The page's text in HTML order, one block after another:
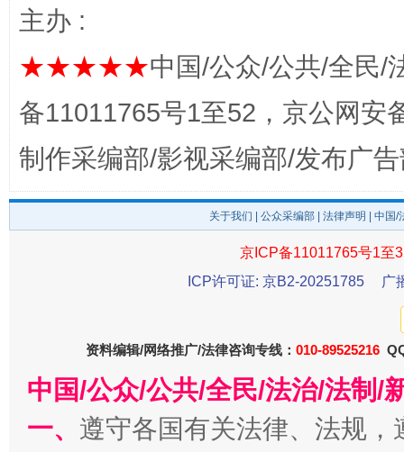
一
主办 :
★★★★★中国/公众/公共/全民/
备11011765号1至52，京公网安
制作采编部/影视采编部/发布广
关于我们 公众采编部 法律声明 | 中国
京ICP备11011765号1至
ICP许可证: 京B2-20251785
广
资料编辑/网络推广/法律咨询专线： 010-89525216
中国/公众/公共/全民/法治/法制/
一、 遵守各国有关法律、法规